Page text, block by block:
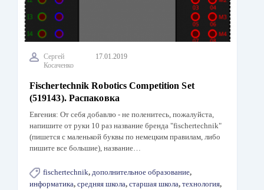
Сергей
Косаченко
17.01.2019
Fischertechnik Robotics Competition Set
(519143). Распаковка
Евгения: От себя добавлю - не поленитесь, пожалуйста,
напишите от руки 10 раз название бренда "fischertechnik"
(пишется с маленькой буквы по немецким правилам, либо
пишите все большие), название…
fischertechnik, дополнительное образование,
информатика, средняя школа, старшая школа, технология,